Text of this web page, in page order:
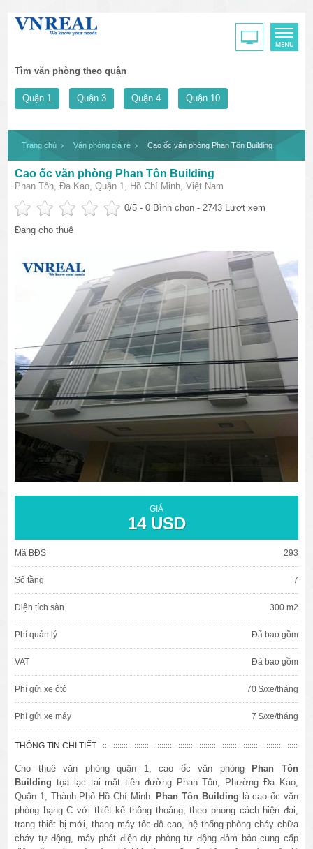
Tìm văn phòng theo quận
Quận 1 Quận 3 Quận 4 Quận 10
Trang chủ Văn phòng giá rẻ Cao ốc văn phòng Phan Tôn Building
Cao ốc văn phòng Phan Tôn Building
Phan Tôn, Đa Kao, Quận 1, Hồ Chí Minh, Việt Nam
0/5 -0 Bình chọn - 2743 Lượt xem
Đang cho thuê
GIÁ
14 USD
Mã BĐS 293
Số tầng 7
Diện tích sàn 300 m2
Phí quản lý Đã bao gồm
VAT Đã bao gồm
Phí gửi xe ôtô 70 $/xe/tháng
Phí gửi xe máy 7 $/xe/tháng
THÔNG TIN CHI TIẾT
Cho thuê văn phòng quận 1, cao ốc văn phòng
Phan Tôn
Building tọa lạc tại mặt tiền đường Phan Tôn, Phường Đa Kao,
Quận 1, Thành Phố Hồ Chí Minh. Phan Tôn Building là cao ốc văn
phòng hạng C với thiết kế thông thoáng, theo phong cách hiện đại,
trang thiết bị mới, thang máy tốc độ cao, hệ thống phòng cháy chữa
cháy tự động, máy phát điện dự phòng tự động đảm bảo cung cấp
văn phòng cho thuê quận 3
văn phòng quận 1
văn phòng quận 3
cao ốc văn phòng quận 1
cao ốc văn phòng quận 3